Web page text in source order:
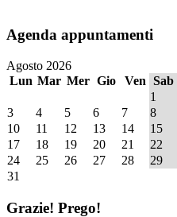
Agenda appuntamenti
Agosto 2026
Lun Mar Mer Gio Ven Sab
1
3
4 5 6 7 8
10
11 12 13 14 15
17
18 19 20 21 22
24
25 26 27 28 29
31
Grazie! Prego!